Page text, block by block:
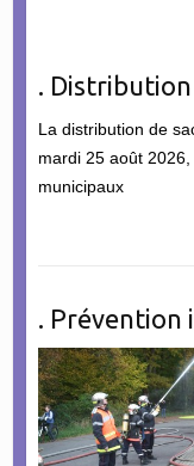
.
La distribution de
mardi 25 août
municipaux
. Prévention